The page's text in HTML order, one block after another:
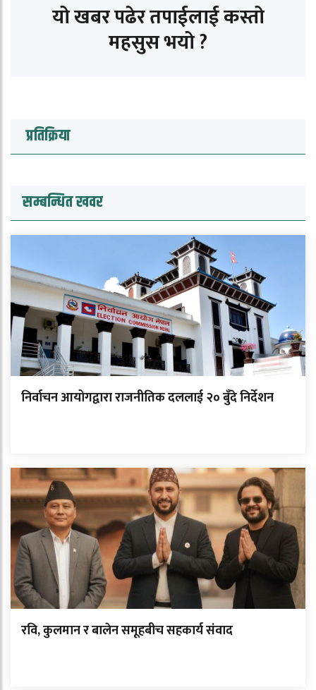
यो खबर पढेर तपाईलाई कस्तो
महसुस भयो ?
प्रतिक्रिया
सम्बन्धित खवर
निर्वाचन आयोगद्वारा राजनीतिक दललाई २० बुँदे निर्देशन
रवि, कुलमान र बालेन समूहबीच सहकार्य संवाद